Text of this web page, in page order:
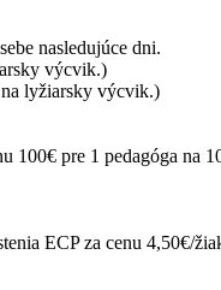
nasledujúce dni.
výcvik.)
na lyžiarsky výcvik.)
pre 1 pedagóga
ECP za cenu 4,50€/